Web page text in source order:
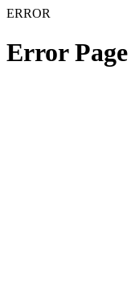
ERROR
Error Page